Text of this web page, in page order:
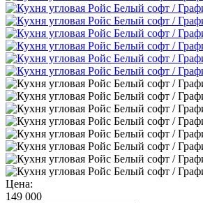
Цена:
149 000